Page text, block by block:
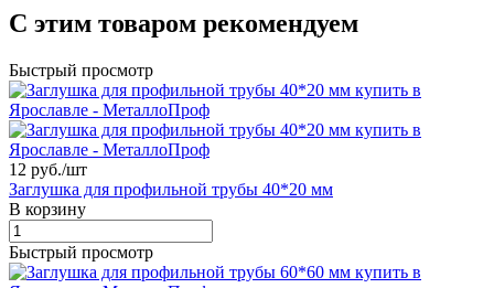
С этим товаром рекомендуем
Быстрый просмотр
12 руб./шт
Заглушка для профильной трубы 40*20 мм
В корзину
Быстрый просмотр